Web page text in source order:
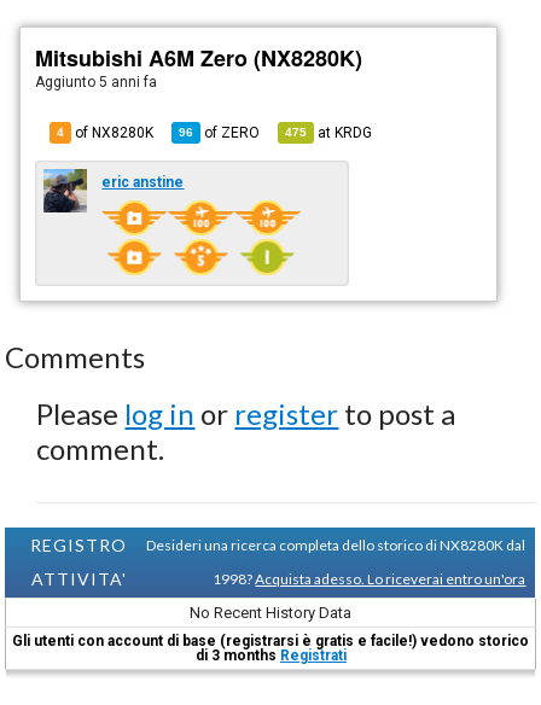
Mitsubishi A6M Zero (NX8280K)
Aggiunto5 anni fa
4 of NX8280K 96 of ZERO 475 atKRDG
eric anstine
Comments
Please log in or register to post a
comment.
REGISTRO
ATTIVITA'
Desideri una ricerca completa dello storico di NX8280K dal
1998?Acquista adesso. Lo riceverai entro un'ora
No Recent History Data
Gli utenti con account di base (registrarsi è gratis e facile!) vedono storico
di 3 months Registrati